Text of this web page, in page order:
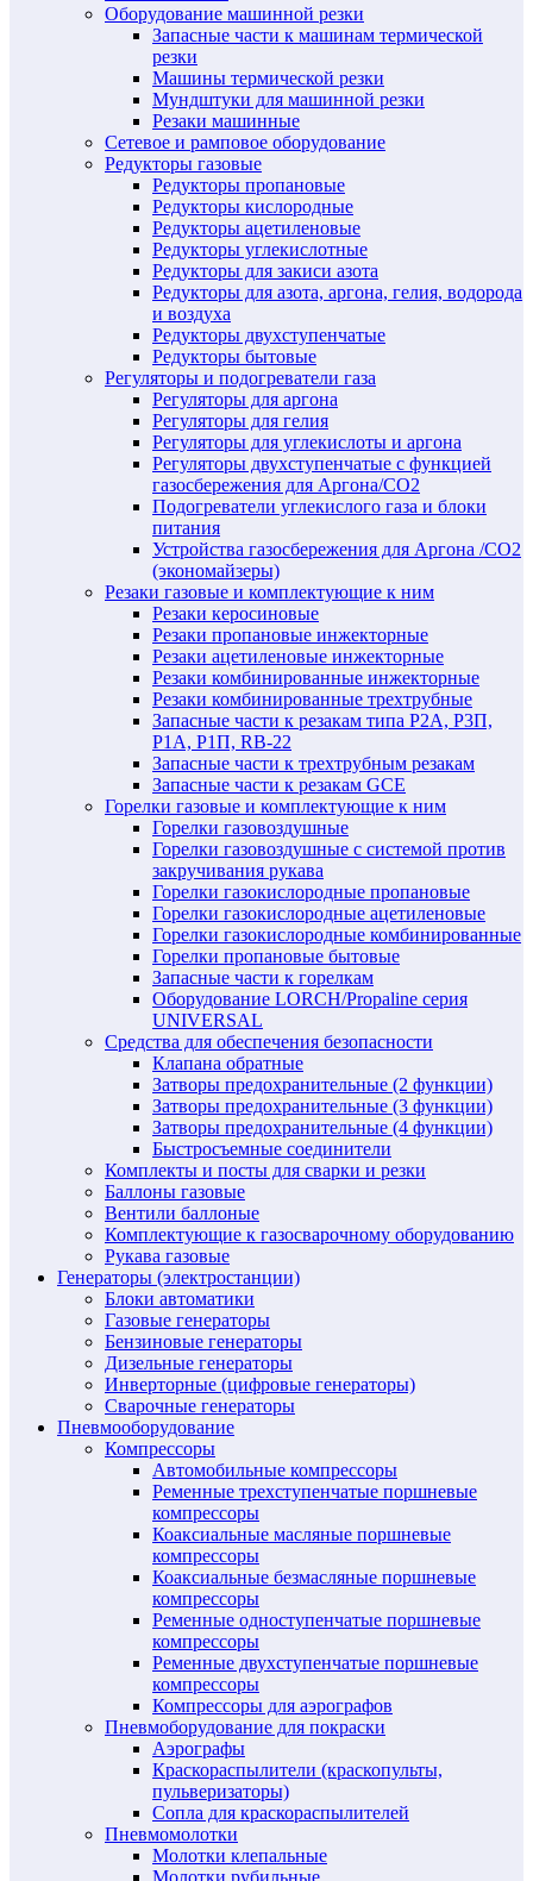
Оборудование машинной резки
Запасные части к машинам термической
резки
Машины термической резки
Мундштуки для машинной резки
Резаки машинные
Сетевое и рамповое оборудование
Редукторы газовые
Редукторы пропановые
Редукторы кислородные
Редукторы ацетиленовые
Редукторы углекислотные
Редукторы для закиси азота
Редукторы для азота, аргона, гелия, водорода
и воздуха
Редукторы двухступенчатые
Редукторы бытовые
Регуляторы и подогреватели газа
Регуляторы для аргона
Регуляторы для гелия
Регуляторы для углекислоты и аргона
Регуляторы двухступенчатые c функцией
газосбережения для Аргона/СО2
Подогреватели углекислого газа и блоки
питания
Устройства газосбережения для Аргона /СО2
(экономайзеры)
Резаки газовые и комплектующие к ним
Резаки керосиновые
Резаки пропановые инжекторные
Резаки ацетиленовые инжекторные
Резаки комбинированные инжекторные
Резаки комбинированные трехтрубные
Запасные части к резакам типа Р2А, Р3П,
Р1А, Р1П, RB-22
Запасные части к трехтрубным резакам
Запасные части к резакам GCE
Горелки газовые и комплектующие к ним
Горелки газовоздушные
Горелки газовоздушные с системой против
закручивания рукава
Горелки газокислородные пропановые
Горелки газокислородные ацетиленовые
Горелки газокислородные комбинированные
Горелки пропановые бытовые
Запасные части к горелкам
Оборудование LORCH/Propaline серия
UNIVERSAL
Средства для обеспечения безопасности
Клапана обратные
Затворы предохранительные (2 функции)
Затворы предохранительные (3 функции)
Затворы предохранительные (4 функции)
Быстросъемные соединители
Комплекты и посты для сварки и резки
Баллоны газовые
Вентили баллоные
Комплектующие к газосварочному оборудованию
Рукава газовые
Генераторы (электростанции)
Блоки автоматики
Газовые генераторы
Бензиновые генераторы
Дизельные генераторы
Инверторные (цифровые генераторы)
Сварочные генераторы
Пневмооборудование
Компрессоры
Автомобильные компрессоры
Ременные трехступенчатые поршневые
компрессоры
Коаксиальные масляные поршневые
компрессоры
Коаксиальные безмасляные поршневые
компрессоры
Ременные одноступенчатые поршневые
компрессоры
Ременные двухступенчатые поршневые
компрессоры
Компрессоры для аэрографов
Пневмоборудование для покраски
Аэрографы
Краскораспылители (краскопульты,
пульверизаторы)
Сопла для краскораспылителей
Пневмомолотки
Молотки клепальные
Молотки рубильные